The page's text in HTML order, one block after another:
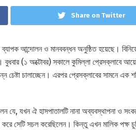
Share on Twitter
আন্দোলন ও মানববন্ধন অনুষ্ঠিত হয়েছে।
(১ অক্টোবর) সকালে কুমিল্লা প্রেসক্লাবে
চেষ্টা চালাচ্ছেন। এরপর প্রেসক্লাবের সামনে এক
যে, যখন ঐ হাসপাতালটি নানা অব্যবস্থাপনা ও
করে সেটি সচল করেছিলেন। কিন্তু এখন মালিক